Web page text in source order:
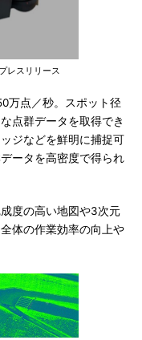
レスリリース
万点／秒。スポット径
点群データを取得でき
ジなどを鮮明に捕捉可
ータを高密度で得られ
度の高い地図や3次元
体の作業効率の向上や